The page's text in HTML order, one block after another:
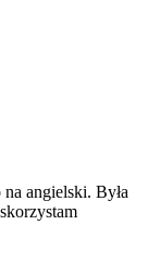
angielski. Była